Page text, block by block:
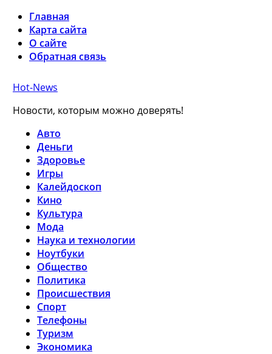
Главная
Карта сайта
О сайте
Обратная связь
Hot-News
Новости, которым можно доверять!
Авто
Деньги
Здоровье
Игры
Калейдоскоп
Кино
Культура
Мода
Наука и технологии
Ноутбуки
Общество
Политика
Происшествия
Спорт
Телефоны
Туризм
Экономика